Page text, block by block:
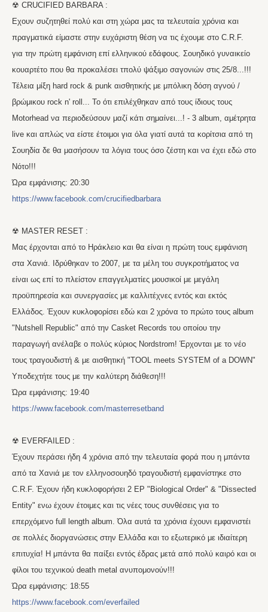
☢ CRUCIFIED BARBARA :
Eχουν συζητηθεί πολύ και στη χώρα μας τα τελευταία χρόνια και
πραγματικά είμαστε στην ευχάριστη θέση να τις έχουμε στο C.R.F.
για την πρώτη εμφάνιση επί ελληνικού εδάφους. Σουηδικό γυναικείο
κουαρτέτο που θα προκαλέσει τπολύ ψάξιμο σαγονιών στις 25/8...!!!
Τέλεια μίξη hard rock & punk αισθητικής με μπόλικη δόση αγνού /
βρώμικου rock n' roll... Το ότι επιλέχθηκαν από τους ίδιους τους
Μotorhead να περιοδεύσουν μαζί κάτι σημαίνει...! - 3 album, αμέτρητα
live και απλώς να είστε έτοιμοι για όλα γιατί αυτά τα κορίτσια από τη
Σουηδία δε θα μασήσουν τα λόγια τους όσο ζέστη και να έχει εδώ στο
Νότο!!!
Ώρα εμφάνισης: 20:30
https://www.facebook.com/crucifiedbarbara
☢ ΜΑSTER RESET :
Mας έρχονται από το Hράκλειο και θα είναι η πρώτη τους εμφάνιση
στα Χανιά. Ιδρύθηκαν το 2007, με τα μέλη του συγκροτήματος να
είναι ως επί το πλείστον επαγγελματίες μουσικοί με μεγάλη
προϋπηρεσία και συνεργασίες με καλλιτέχνες εντός και εκτός
Ελλάδος. Έχουν κυκλοφορίσει εδώ και 2 χρόνα το πρώτο τους album
"Nutshell Republic" από την Casket Records του οποίου την
παραγωγή ανέλαβε ο πολύς κύριος Nordstrom! Έρχονται με το νέο
τους τραγουδιστή & με αισθητική "TOOL meets SYSTEM of a DOWN"
Yποδεχτήτε τους με την καλύτερη διάθεση!!!
Ώρα εμφάνισης: 19:40
https://www.facebook.com/masterresetband
☢ EVERFAILED :
Έχουν περάσει ήδη 4 χρόνια από την τελευταία φορά που η μπάντα
από τα Χανιά με τον ελληνοσουηδό τραγουδιστή εμφανίστηκε στο
C.R.F. Έχουν ήδη κυκλοφορήσει 2 EP "Biological Order" & "Dissected
Entity" ενω έχουν έτοιμες και τις νέες τους συνθέσεις για το
επερχόμενο full length album. Όλα αυτά τα χρόνια έχουνι εμφανιστέι
σε πολλές διοργανώσεις στην Ελλάδα και το εξωτερικό με ιδιαίτερη
επιτυχία! H μπάντα θα παίξει εντός έδρας μετά από πολύ καιρό και οι
φίλοι του τεχνικού death metal ανυπομονούν!!!
Ώρα εμφάνισης: 18:55
https://www.facebook.com/everfailed